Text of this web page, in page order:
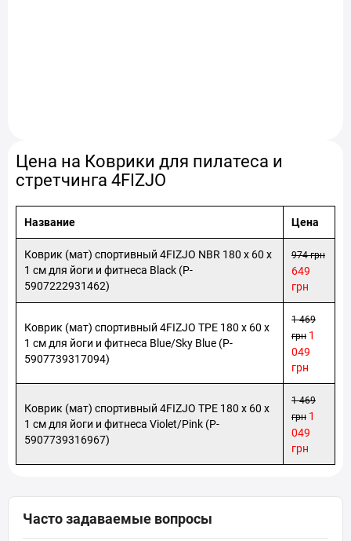
Цена на Коврики для пилатеса и
стретчинга 4FIZJO
Название Цена
Коврик (мат) спортивный 4FIZJO NBR 180 x 60 x
1 см для йоги и фитнеса Black (P-
5907222931462)
974 грн
649
грн
Коврик (мат) спортивный 4FIZJO TPE 180 x 60 x
1 см для йоги и фитнеса Blue/Sky Blue (P-
5907739317094)
1 469
грн 1
049
грн
Коврик (мат) спортивный 4FIZJO TPE 180 x 60 x
1 см для йоги и фитнеса Violet/Pink (P-
5907739316967)
1 469
грн 1
049
грн
Часто задаваемые вопросы